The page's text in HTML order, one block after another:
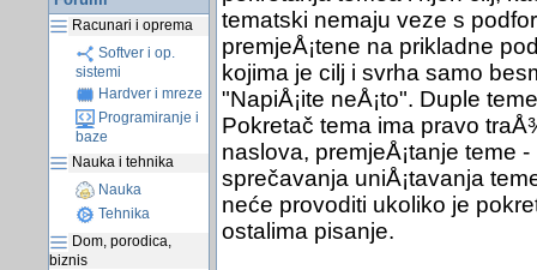
Racunari i oprema
Softver i op.
sistemi
Hardver i mreze
Programiranje i
baze
Nauka i tehnika
Nauka
Tehnika
Dom, porodica,
biznis
tematski nemaju veze s
premjeÅ¡tene na prikladne
kojima je cilj i svrha samo
"NapiÅ¡ite neÅ¡to". Duple
Pokretač tema ima pravo
naslova, premjeÅ¡tanje teme
sprečavanja uniÅ¡tavanja
neće provoditi ukoliko je
ostalima pisanje.